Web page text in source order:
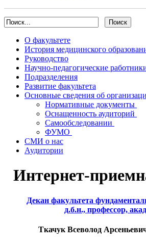
О факультете
История медицинского
Руководство
Научно-педагогические
Подразделения
Развитие факультета
Основные сведения об
Нормативные документы
Оснащенность аудиторий
Cамообследовании
ФУМО
СМИ о нас
Аудитории
Интернет-
Декан факультета
д.б.н., профессор,
Ткачук Всеволод